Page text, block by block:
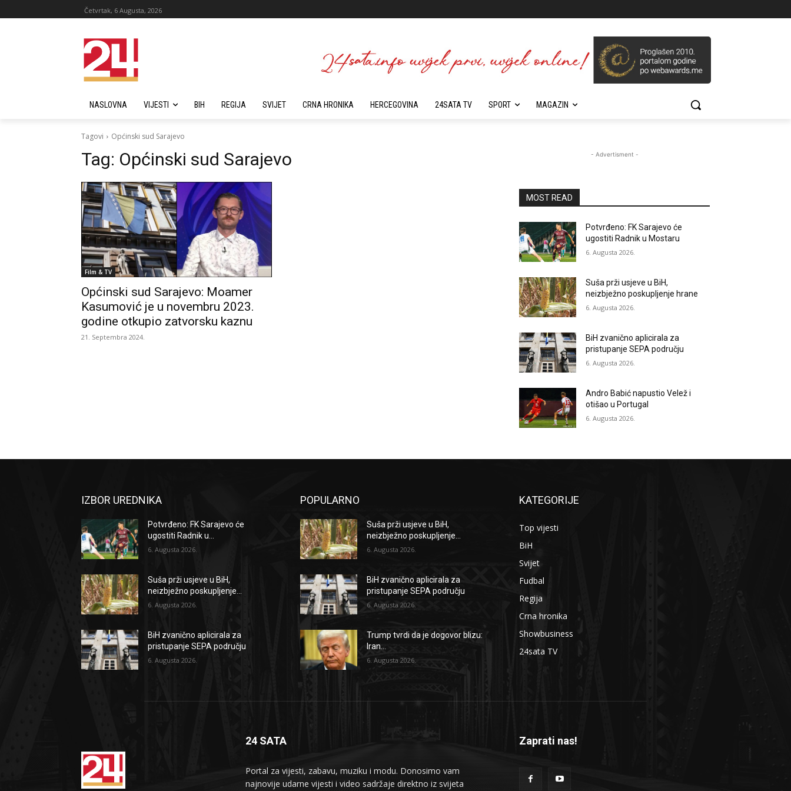
Četvrtak, 6 Augusta, 2026
NASLOVNA VIJESTI BIH REGIJA SVIJET CRNA HRONIKA HERCEGOVINA 24SATA TV SPORT MAGAZIN
Tagovi Općinski sud Sarajevo
Tag: Općinski sud Sarajevo
Film & TV
Općinski sud Sarajevo: Moamer
Kasumović je u novembru 2023.
godine otkupio zatvorsku kaznu
21. Septembra 2024.
- Advertisment -
MOST READ
Potvrđeno: FK Sarajevo će
ugostiti Radnik u Mostaru
6. Augusta 2026.
Suša prži usjeve u BiH,
neizbježno poskupljenje hrane
6. Augusta 2026.
BiH zvanično aplicirala za
pristupanje SEPA području
6. Augusta 2026.
Andro Babić napustio Velež i
otišao u Portugal
6. Augusta 2026.
IZBOR UREDNIKA
Potvrđeno: FK Sarajevo će
ugostiti Radnik u...
6. Augusta 2026.
Suša prži usjeve u BiH,
neizbježno poskupljenje...
6. Augusta 2026.
BiH zvanično aplicirala za
pristupanje SEPA području
6. Augusta 2026.
POPULARNO
Suša prži usjeve u BiH,
neizbježno poskupljenje...
6. Augusta 2026.
BiH zvanično aplicirala za
pristupanje SEPA području
6. Augusta 2026.
Trump tvrdi da je dogovor blizu:
Iran...
6. Augusta 2026.
KATEGORIJE
Top vijesti
BiH
Svijet
Fudbal
Regija
Crna hronika
Showbusiness
24sata TV
24 SATA
Portal za vijesti, zabavu, muziku i modu. Donosimo vam
najnovije udarne vijesti i video sadržaje direktno iz svijeta
Zaprati nas!